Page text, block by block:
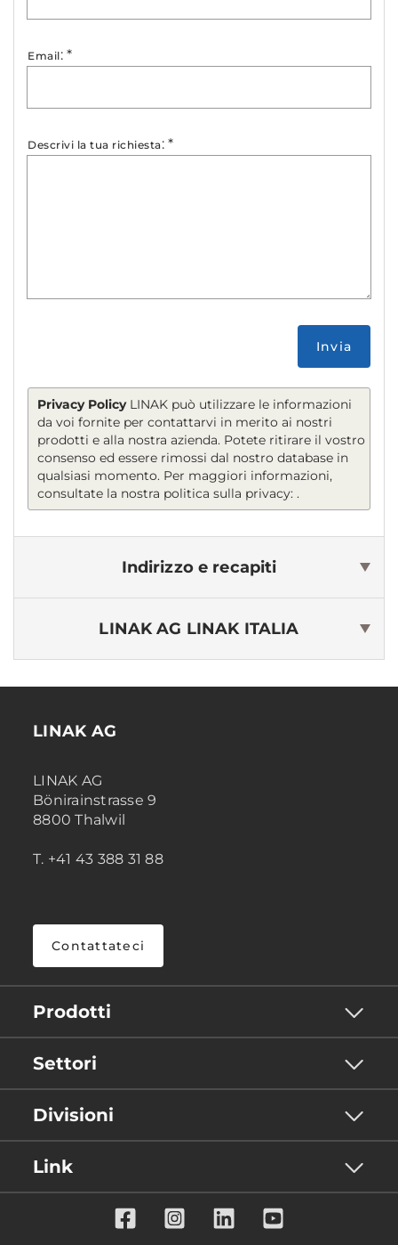
Email: *
Descrivi la tua richiesta: *
Invia
Privacy PolicyLINAK può utilizzare le informazioni
da voi fornite per contattarvi in merito ai nostri
prodotti e alla nostra azienda. Potete ritirare il vostro
consenso ed essere rimossi dal nostro database in
qualsiasi momento. Per maggiori informazioni,
consultate la nostra politica sulla privacy: .
Indirizzo e recapiti
LINAK AG LINAK ITALIA
LINAK AG
LINAK AG
Bönirainstrasse 9
8800 Thalwil
T. +41 43 388 31 88
Contattateci
Prodotti
Settori
Divisioni
Link